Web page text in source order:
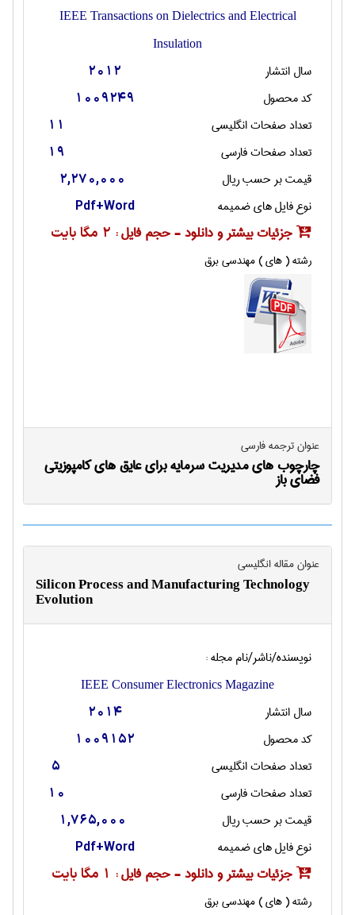
IEEE Transactions on Dielectrics and Electrical
Insulation
سال انتشار 2012
کد محصول 1009249
تعداد صفحات انگليسی 11
تعداد صفحات فارسی 19
قیمت بر حسب ریال 2,270,000
نوع فایل های ضمیمه Pdf+Word
جزئیات بیشتر و دانلود - حجم فایل : 2 مگا بایت
رشته ( های ) مهندسی برق
عنوان ترجمه فارسی
چارچوب های مدیریت سرمایه برای عایق های کامپوزیتی
فضای باز
عنوان مقاله انگليسی
Silicon Process and Manufacturing Technology
Evolution
نویسنده/ناشر/نام مجله :
IEEE Consumer Electronics Magazine
سال انتشار 2014
کد محصول 1009152
تعداد صفحات انگليسی 5
تعداد صفحات فارسی 10
قیمت بر حسب ریال 1,765,000
نوع فایل های ضمیمه Pdf+Word
جزئیات بیشتر و دانلود - حجم فایل : 1 مگا بایت
رشته ( های ) مهندسی برق